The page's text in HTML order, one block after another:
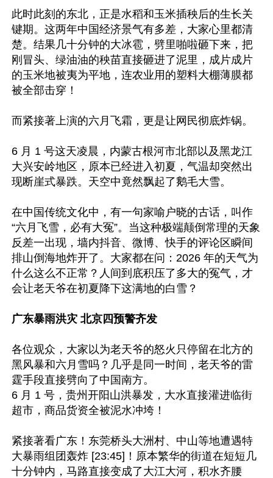
此时此刻的东北，正是水稻和玉米插秧后的生长关
键期。这两年中国经济景气有多差，大家心里都清
楚。结果几十分钟的大冰雹，劈里啪啦砸下来，把
刚冒头、绿油油的秧苗直接砸进了泥里，成片成片
的玉米地被夷为平地，连农业用的塑料大棚薄膜都
被全部击穿！
而紧接著上演的六月飞霜，更是让网民彻底炸锅。
6 月 1 号这天凌晨，内蒙古根河市北部以及黑龙江
大兴安岭地区，原本已经进入初夏，气温却突然出
现断崖式暴跌。天空中竟然飘起了鹅毛大雪。
在中国传统文化中，有一句家喻户晓的古话，叫作
“六月飞雪，必有大冤”。当这种极端颠倒常理的天象
反差一出现，墙内抖音、微博、快手的评论区瞬间
排山倒海地炸开了。大家都在问：2026 年的天气为
什么这么不正常？人间到底积压了多大的冤气，才
会让老天爷在初夏降下这满地的白雪？
广东暴雨洪灾 北京四预警齐发
各位观众，大家以为老天爷的怒火只停留在北方的
黑风暴和六月雪吗？几乎是同一时间，老天爷的雷
霆手段直接劈向了中国南方。
6 月 1 号，贵州开阳山洪暴发，大水直接灌进临街
超市，商品货资全被泥水冲垮！
紧接著看广东！东莞桥头大洲村、中山等地遭遇特
大暴雨组团轰炸 [23:45]！原本繁华的街道在短短几
十分钟内，马路直接变成了大江大河，积水齐腰